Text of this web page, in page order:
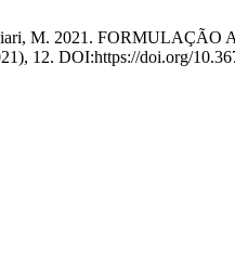
M. 2021.
12. DOI:https://doi.org/